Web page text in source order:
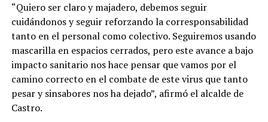
“Quiero ser claro y majadero, debemos seguir
cuidándonos y seguir reforzando la corresponsabilidad
tanto en el personal como colectivo. Seguiremos usando
mascarilla en espacios cerrados, pero este avance a bajo
impacto sanitario nos hace pensar que vamos por el
camino correcto en el combate de este virus que tanto
pesar y sinsabores nos ha dejado”, afirmó el alcalde de
Castro.